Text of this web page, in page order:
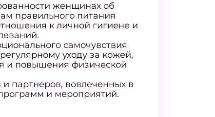
женщинах об
правильного питания
к личной гигиене и
самочувствия
уходу за кожей,
и повышения физической
партнеров, вовлеченных в
и мероприятий.